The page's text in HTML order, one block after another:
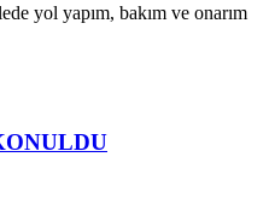
yol yapım, bakım ve onarım